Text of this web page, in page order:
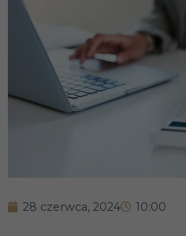
28 czerwca, 2024 10:00